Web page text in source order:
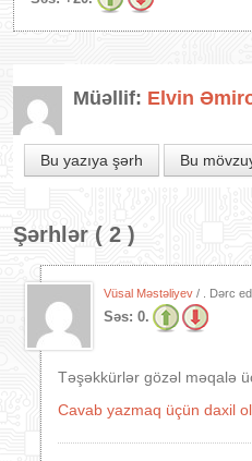
Müəllif: Elvin
Bu yazıya şərh Bu
Şərhlər ( 2 )
Vüsal Məstəliyev / . Dərc
Səs: 0.
Təşəkkürlər gözəl məqalə
Cavab yazmaq üçün daxil